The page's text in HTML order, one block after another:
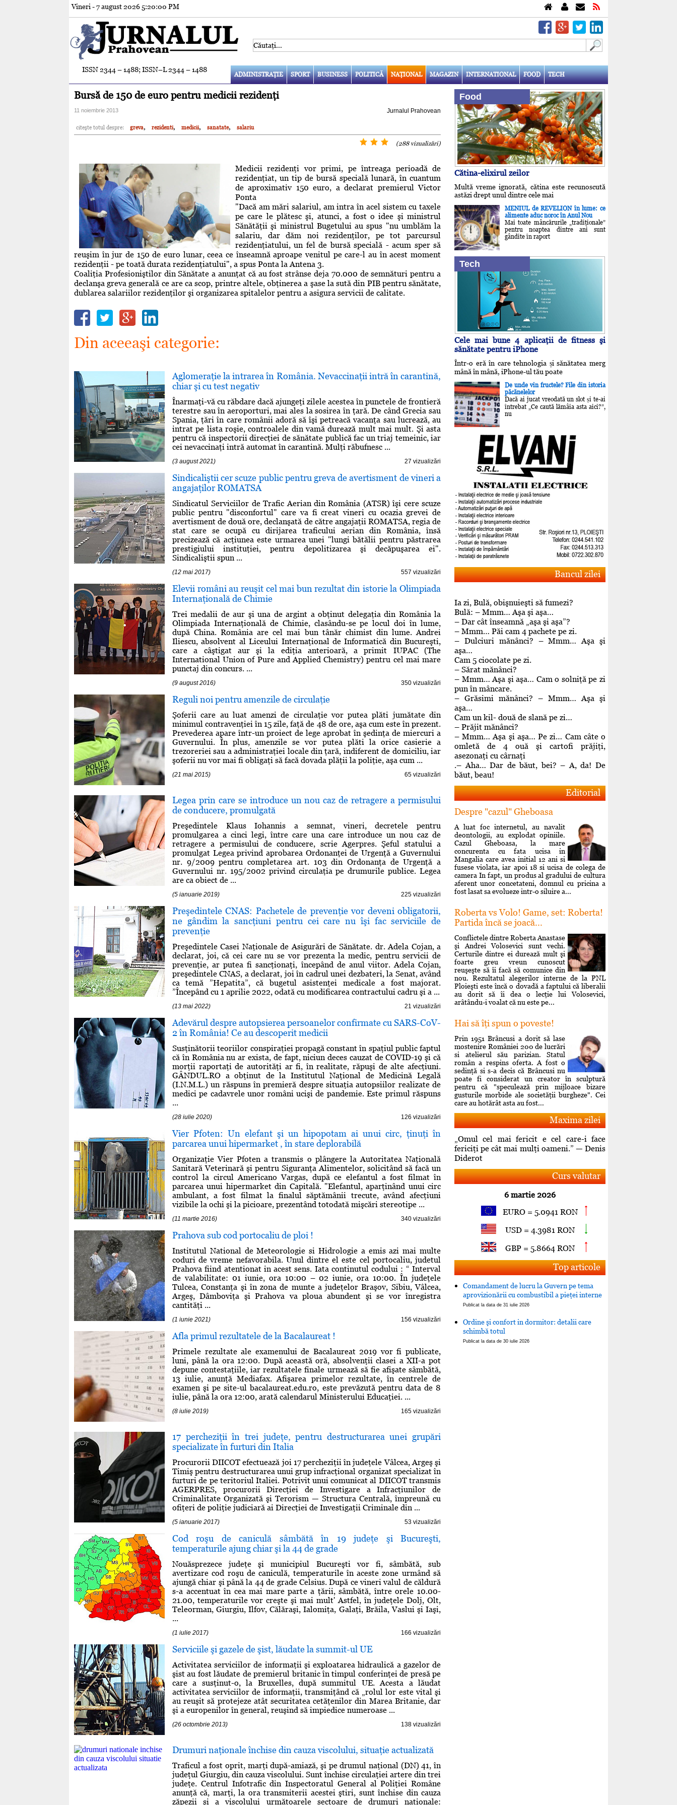
Vineri - 7 august 2026 5:20:02 PM
ISSN 2344 – 1488; ISSN–L 2344 – 1488
ADMINISTRAŢIE SPORT BUSINESS POLITICĂ NAŢIONAL MAGAZIN INTERNATIONAL FOOD TECH
Bursă de 150 de euro pentru medicii rezidenţi
11 noiembrie 2013 Jurnalul Prahovean
citeşte totul despre: greva, rezidenti, medicii, sanatate, salariu
(288 vizualizări)
Medicii rezidenţi vor primi, pe întreaga perioadă de
rezidenţiat, un tip de bursă specială lunară, în cuantum
de aproximativ 150 euro, a declarat premierul Victor
Ponta
"Dacă am mări salariul, am intra în acel sistem cu taxele
pe care le plătesc şi, atunci, a fost o idee şi ministrul
Sănătăţii şi ministrul Bugetului au spus "nu umblăm la
salariu, dar dăm noi rezidenţilor, pe tot parcursul
rezidenţiatului, un fel de bursă specială - acum sper să
reuşim în jur de 150 de euro lunar, ceea ce înseamnă aproape venitul pe care-l au în acest moment
rezidenţii - pe toată durata rezidenţiatului", a spus Ponta la Antena 3.
Coaliţia Profesioniştilor din Sănătate a anunţat că au fost strânse deja 70.000 de semnături pentru a
declanşa greva generală ce are ca scop, printre altele, obţinerea a şase la sută din PIB pentru sănătate,
dublarea salariilor rezidenţilor şi organizarea spitalelor pentru a asigura servicii de calitate.
Din aceeaşi categorie:
Aglomeraţie la intrarea în România. Nevaccinaţii intră în carantină,
chiar şi cu test negativ
Înarmaţi-vă cu răbdare dacă ajungeţi zilele acestea în punctele de frontieră
terestre sau în aeroporturi, mai ales la sosirea în ţară. De când Grecia sau
Spania, ţări în care românii adoră să îşi petreacă vacanţa sau lucrează, au
intrat pe lista roşie, controalele din vamă durează mult mai mult. Şi asta
pentru că inspectorii direcţiei de sănătate publică fac un triaj temeinic, iar
cei nevaccinaţi intră automat în carantină. Mulţi răbufnesc ...
(3 august 2021) 27 vizualizări
Sindicaliştii cer scuze public pentru greva de avertisment de vineri a
angajaţilor ROMATSA
Sindicatul Serviciilor de Trafic Aerian din România (ATSR) îşi cere scuze
public pentru "disconfortul" care va fi creat vineri cu ocazia grevei de
avertisment de două ore, declanşată de către angajaţii ROMATSA, regia de
stat care se ocupă cu dirijarea traficului aerian din România, însă
precizează că acţiunea este urmarea unei "lungi bătălii pentru păstrarea
prestigiului instituţiei, pentru depolitizarea şi decăpuşarea ei".
Sindicaliştii spun ...
(12 mai 2017) 557 vizualizări
Elevii români au reuşit cel mai bun rezultat din istorie la Olimpiada
Internaţională de Chimie
Trei medalii de aur şi una de argint a obţinut delegaţia din România la
Olimpiada Internaţională de Chimie, clasându-se pe locul doi în lume,
după China. România are cel mai bun tânăr chimist din lume. Andrei
Iliescu, absolvent al Liceului Internaţional de Informatică din Bucureşti,
care a câştigat aur şi la ediţia anterioară, a primit IUPAC (The
International Union of Pure and Applied Chemistry) pentru cel mai mare
punctaj din concurs. ...
(9 august 2016) 350 vizualizări
Reguli noi pentru amenzile de circulaţie
Şoferii care au luat amenzi de circulaţie vor putea plăti jumătate din
minimul contravenţiei în 15 zile, faţă de 48 de ore, aşa cum este în prezent.
Prevederea apare într-un proiect de lege aprobat în şedinţa de miercuri a
Guvernului. În plus, amenzile se vor putea plăti la orice casierie a
trezoreriei sau a administraţiei locale din ţară, indiferent de domiciliu, iar
şoferii nu vor mai fi obligaţi să facă dovada plăţii la poliţie, aşa cum ...
(21 mai 2015) 65 vizualizări
Legea prin care se introduce un nou caz de retragere a permisului
de conducere, promulgată
Preşedintele Klaus Iohannis a semnat, vineri, decretele pentru
promulgarea a cinci legi, între care una care introduce un nou caz de
retragere a permisului de conducere, scrie Agerpres. Şeful statului a
promulgat Legea privind aprobarea Ordonanţei de Urgenţă a Guvernului
nr. 9/2009 pentru completarea art. 103 din Ordonanţa de Urgenţă a
Guvernului nr. 195/2002 privind circulaţia pe drumurile publice. Legea
are ca obiect de ...
(5 ianuarie 2019) 225 vizualizări
Preşedintele CNAS: Pachetele de prevenţie vor deveni obligatorii,
ne gândim la sancţiuni pentru cei care nu îşi fac serviciile de
prevenţie
Preşedintele Casei Naţionale de Asigurări de Sănătate. dr. Adela Cojan, a
declarat, joi, că cei care nu se vor prezenta la medic, pentru servicii de
prevenţie, ar putea fi sancţionaţi, începând de anul viitor. Adela Cojan,
preşedintele CNAS, a declarat, joi în cadrul unei dezbateri, la Senat, având
ca temă ”Hepatita”, că bugetul asistenţei medicale a fost majorat.
”Începând cu 1 aprilie 2022, odată cu modificarea contractului cadru şi a ...
(13 mai 2022) 21 vizualizări
Adevărul despre autopsierea persoanelor confirmate cu SARS-CoV-
2 în România! Ce au descoperit medicii
Susţinătorii teoriilor conspiraţiei propagă constant în spaţiul public faptul
că în România nu ar exista, de fapt, niciun deces cauzat de COVID-19 şi că
morţii raportaţi de autorităţi ar fi, în realitate, răpuşi de alte afecţiuni.
GÂNDUL.RO a obţinut de la Institutul Naţional de Medicină Legală
(I.N.M.L.) un răspuns în premieră despre situaţia autopsiilor realizate de
medici pe cadavrele unor români ucişi de pandemie. Este primul răspuns
...
(28 iulie 2020) 126 vizualizări
Vier Pfoten: Un elefant şi un hipopotam ai unui circ, ţinuţi în
parcarea unui hipermarket , în stare deplorabilă
Organizaţie Vier Pfoten a transmis o plângere la Autoritatea Naţională
Sanitară Veterinară şi pentru Siguranţa Alimentelor, solicitând să facă un
control la circul Americano Vargas, după ce elefantul a fost filmat în
parcarea unui hipermarket din Capitală. "Elefantul, aparţinând unui circ
ambulant, a fost filmat la finalul săptămânii trecute, având afecţiuni
vizibile la ochi şi la picioare, prezentând totodată mişcări stereotipe ...
(11 martie 2016) 340 vizualizări
Prahova sub cod portocaliu de ploi !
Institutul National de Meteorologie si Hidrologie a emis azi mai multe
coduri de vreme nefavorabila. Unul dintre el este cel portocaliu, judetul
Prahova fiind atentionat in acest sens. Iata continutul codului : “ Interval
de valabilitate: 01 iunie, ora 10:00 – 02 iunie, ora 10:00. În judeţele
Tulcea, Constanţa şi în zona de munte a judeţelor Braşov, Sibiu, Vâlcea,
Argeş, Dâmboviţa şi Prahova va ploua abundent şi se vor înregistra
cantităţi ...
(1 iunie 2021) 156 vizualizări
Afla primul rezultatele de la Bacalaureat !
Primele rezultate ale examenului de Bacalaureat 2019 vor fi publicate,
luni, până la ora 12:00. După această oră, absolvenţii clasei a XII-a pot
depune contestaţiile, iar rezultatele finale urmează să fie afişate sâmbătă,
13 iulie, anunţă Mediafax. Afişarea primelor rezultate, în centrele de
examen şi pe site-ul bacalaureat.edu.ro, este prevăzută pentru data de 8
iulie, până la ora 12:00, arată calendarul Ministerului Educaţiei. ...
(8 iulie 2019) 165 vizualizări
17 percheziţii în trei judeţe, pentru destructurarea unei grupări
specializate în furturi din Italia
Procurorii DIICOT efectuează joi 17 percheziţii în judeţele Vâlcea, Argeş şi
Timiş pentru destructurarea unui grup infracţional organizat specializat în
furturi de pe teritoriul Italiei. Potrivit unui comunicat al DIICOT transmis
AGERPRES, procurorii Direcţiei de Investigare a Infracţiunilor de
Criminalitate Organizată şi Terorism — Structura Centrală, împreună cu
ofiţeri de poliţie judiciară ai Direcţiei de Investigaţii Criminale din ...
(5 ianuarie 2017) 53 vizualizări
Cod roşu de caniculă sâmbătă în 19 judeţe şi Bucureşti,
temperaturile ajung chiar şi la 44 de grade
Nouăsprezece judeţe şi municipiul Bucureşti vor fi, sâmbătă, sub
avertizare cod roşu de caniculă, temperaturile în aceste zone urmând să
ajungă chiar şi până la 44 de grade Celsius. După ce vineri valul de căldură
s-a accentuat în cea mai mare parte a ţării, sâmbătă, între orele 10.00-
21.00, temperaturile vor creşte şi mai mult' Astfel, în judeţele Dolj, Olt,
Teleorman, Giurgiu, Ilfov, Călăraşi, Ialomiţa, Galaţi, Brăila, Vaslui şi Iaşi,
...
(1 iulie 2017) 166 vizualizări
Serviciile şi gazele de şist, lăudate la summit-ul UE
Activitatea serviciilor de informaţii şi exploatarea hidraulică a gazelor de
şist au fost lăudate de premierul britanic în timpul conferinţei de presă pe
care a susţinut-o, la Bruxelles, după summitul UE. Acesta a lăudat
activitatea serviciilor de informaţii, transmiţând că „rolul lor este vital şi
au reuşit să protejeze atât securitatea cetăţenilor din Marea Britanie, dar
şi a europenilor în general, reuşind să impiedice numeroase ...
(26 octombrie 2013) 138 vizualizări
Drumuri naţionale închise din cauza viscolului, situaţie actualizată
Traficul a fost oprit, marţi după-amiază, şi pe drumul naţional (DN) 41, în
judeţul Giurgiu, din cauza viscolului. Sunt închise circulaţiei artere din trei
judeţe. Centrul Infotrafic din Inspectoratul General al Poliţiei Române
anunţă că, marţi, la ora transmiterii acestei ştiri, sunt închise din cauza
zăpezii şi a viscolului următoarele sectoare de drumuri naţionale:
Food
Cătina-elixirul zeilor
Multă vreme ignorată, cătina este recunoscută
astăzi drept unul dintre cele mai
MENIUL de REVELION în lume: ce
alimente aduc noroc în Anul Nou
Mai toate mâncărurile „tradiţionale”
pentru noaptea dintre ani sunt
gândite în raport
Tech
Cele mai bune 4 aplicaţii de fitness şi
sănătate pentru iPhone
Într-o eră în care tehnologia și sănătatea merg
mână în mână, iPhone-ul tău poate
De unde vin fructele? File din istoria
păcănelelor
Dacă ai jucat vreodată un slot și te-ai
întrebat „Ce caută lămâia asta aici?”,
nu
Bancul zilei
Ia zi, Bulă, obişnuieşti să fumezi?
Bulă: – Mmm… Aşa şi aşa…
– Dar cât înseamnă „aşa şi aşa”?
– Mmm… Păi cam 4 pachete pe zi.
– Dulciuri mănânci? – Mmm… Aşa şi
aşa…
Cam 5 ciocolate pe zi.
– Sărat mănânci?
– Mmm… Aşa şi aşa… Cam o solniţă pe zi
pun în mâncare.
– Grăsimi mănânci? – Mmm… Aşa şi
aşa…
Cam un kil- două de slană pe zi…
– Prăjit mănânci?
– Mmm… Aşa şi aşa… Pe zi… Cam câte o
omletă de 4 ouă şi cartofi prăjiţi,
asezonaţi cu cârnaţi
.– Aha… Dar de băut, bei? – A, da! De
băut, beau!
Editorial
Despre "cazul" Gheboasa
A luat foc internetul, au navalit
deontologii, au explodat opiniile.
Cazul Gheboasa, la mare
concurenta cu fata ucisa in
Mangalia care avea initial 12 ani si
fusese violata, iar apoi 18 si ucisa de colega de
camera In fapt, un produs al gradului de cultura
aferent unor concetateni, domnul cu pricina a
fost lasat sa evolueze intr-o siluire a...
Roberta vs Volo! Game, set: Roberta!
Partida încă se joacă...
Conflictele dintre Roberta Anastase
şi Andrei Volosevici sunt vechi.
Certurile dintre ei durează mult şi
foarte greu vreun cunoscut
reuşeşte să îi facă să comunice din
nou. Rezultatul alegerilor interne de la PNL
Ploieşti este încă o dovadă a faptului că liberalii
au dorit să îi dea o lecţie lui Volosevici,
arâtându-i voalat că nu este pe...
Hai să îţi spun o poveste!
Prin 1951 Brâncusi a dorit să lase
mostenire României 200 de lucrări
si atelierul său parizian. Statul
român a respins oferta. A fost o
sedinţă si s-a decis că Brâncusi nu
poate fi considerat un creator în sculptură
pentru că "speculează prin mijloace bizare
gusturile morbide ale societăţii burgheze". Cei
care au hotărât asta au fost...
Maxima zilei
„Omul cel mai fericit e cel care-i face
fericiţi pe cât mai mulţi oameni.” — Denis
Diderot
Curs valutar
6 martie 2026
EURO = 5.0941 RON
USD = 4.3981 RON
GBP = 5.8664 RON
Top articole
Comandament de lucru la Guvern pe tema
aprovizionării cu combustibil a pieţei interne
Publicat la data de 31 iulie 2026
Ordine şi confort in dormitor: detalii care
schimbă totul
Publicat la data de 30 iulie 2026